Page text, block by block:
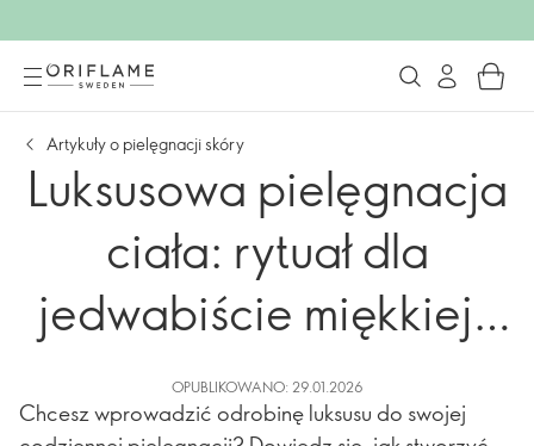
Artykuły o pielęgnacji skóry
Luksusowa pielęgnacja
ciała: rytuał dla
jedwabiście miękkiej i
dopieszczonej skóry
OPUBLIKOWANO: 29.01.2026
Chcesz wprowadzić odrobinę luksusu do swojej